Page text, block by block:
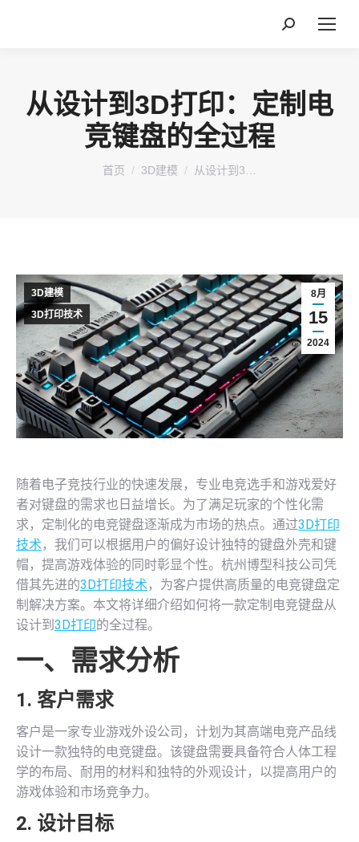
搜
从设计到3D打印：定制电
竞键盘的全过程
您在这里：
首页 3D建模 从设计到3…
8月
15
2024
3D建模
3D打印技术
随着电子竞技行业的快速发展，专业电竞选手和游戏爱好
者对键盘的需求也日益增长。为了满足玩家的个性化需
求，定制化的电竞键盘逐渐成为市场的热点。通过3D打印
技术，我们可以根据用户的偏好设计独特的键盘外壳和键
帽，提高游戏体验的同时彰显个性。杭州博型科技公司凭
借其先进的3D打印技术，为客户提供高质量的电竞键盘定
制解决方案。本文将详细介绍如何将一款定制电竞键盘从
设计到 3D打印的全过程。
一、需求分析
1. 客户需求
客户是一家专业游戏外设公司，计划为其高端电竞产品线
设计一款独特的电竞键盘。该键盘需要具备符合人体工程
学的布局、耐用的材料和独特的外观设计，以提高用户的
游戏体验和市场竞争力。
2. 设计目标